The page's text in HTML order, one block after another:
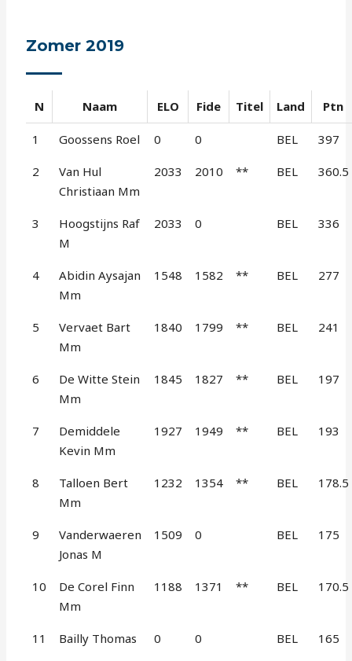
Zomer 2019
N Naam ELO Fide Titel Land Ptn
1 Goossens Roel 0 0 BEL 397
2
Van Hul
Christiaan Mm
2033 2010 ** BEL 360.5
3
Hoogstijns Raf
M
2033 0 BEL 336
4
Abidin Aysajan
Mm
1548 1582 ** BEL 277
5
Vervaet Bart
Mm
1840 1799 ** BEL 241
6
De Witte Stein
Mm
1845 1827 ** BEL 197
7
Demiddele
Kevin Mm
1927 1949 ** BEL 193
8
Talloen Bert
Mm
1232 1354 ** BEL 178.5
9
Vanderwaeren
Jonas M
1509 0 BEL 175
10
De Corel Finn
Mm
1188 1371 ** BEL 170.5
11 Bailly Thomas 0 0 BEL 165